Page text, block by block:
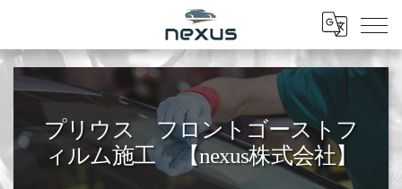
Menu
プリウス フロントゴーストフ
ィルム施工 【nexus株式会社】